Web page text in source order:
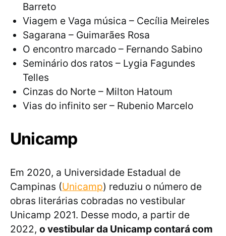
Barreto
Viagem e Vaga música – Cecília Meireles
Sagarana – Guimarães Rosa
O encontro marcado – Fernando Sabino
Seminário dos ratos – Lygia Fagundes
Telles
Cinzas do Norte – Milton Hatoum
Vias do infinito ser – Rubenio Marcelo
Unicamp
Em 2020, a Universidade Estadual de
Campinas (Unicamp) reduziu o número de
obras literárias cobradas no vestibular
Unicamp 2021. Desse modo, a partir de
2022, o vestibular da Unicamp contará com